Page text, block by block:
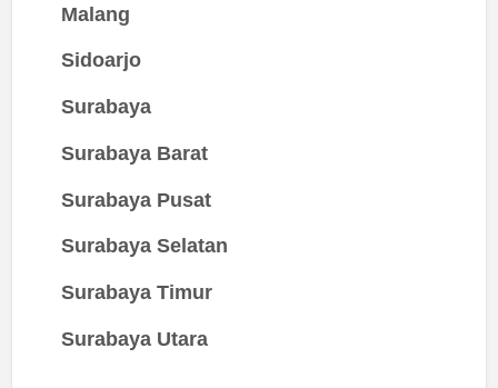
Malang
Sidoarjo
Surabaya
Surabaya Barat
Surabaya Pusat
Surabaya Selatan
Surabaya Timur
Surabaya Utara